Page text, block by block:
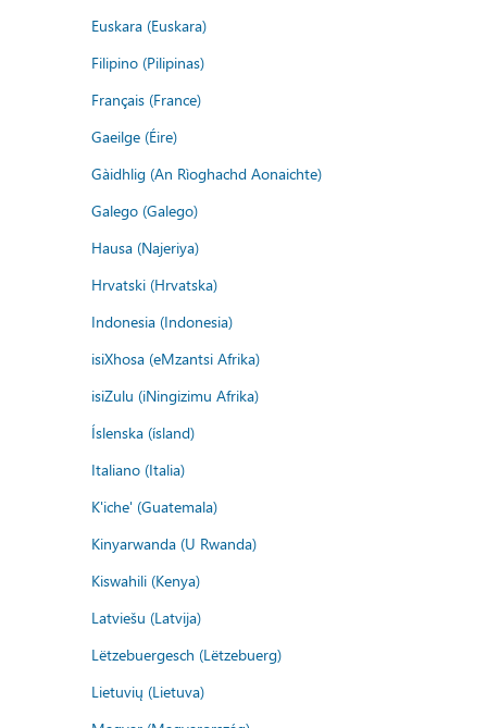
Euskara (Euskara)
Filipino (Pilipinas)
Français (France)
Gaeilge (Éire)
Gàidhlig (An Rìoghachd Aonaichte)
Galego (Galego)
Hausa (Najeriya)
Hrvatski (Hrvatska)
Indonesia (Indonesia)
isiXhosa (eMzantsi Afrika)
isiZulu (iNingizimu Afrika)
Íslenska (ísland)
Italiano (Italia)
K'iche' (Guatemala)
Kinyarwanda (U Rwanda)
Kiswahili (Kenya)
Latviešu (Latvija)
Lëtzebuergesch (Lëtzebuerg)
Lietuvių (Lietuva)